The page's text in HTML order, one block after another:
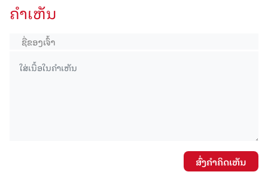
ຄໍາເຫັນ
ສົ່ງຄໍາຄິດເຫັນ